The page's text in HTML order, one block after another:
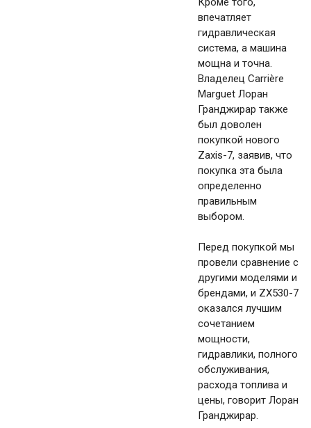
впечатляет
гидравлическая
система, а машина
мощна и точна.
Владелец Carrière
Marguet Лоран
Гранджирар также
был доволен
покупкой нового
Zaxis-7, заявив, что
покупка эта была
определенно
правильным
выбором.
Перед покупкой мы
провели сравнение с
другими моделями и
брендами, и ZX530-7
оказался лучшим
сочетанием
мощности,
гидравлики, полного
обслуживания,
расхода топлива и
цены, говорит Лоран
Гранджирар.